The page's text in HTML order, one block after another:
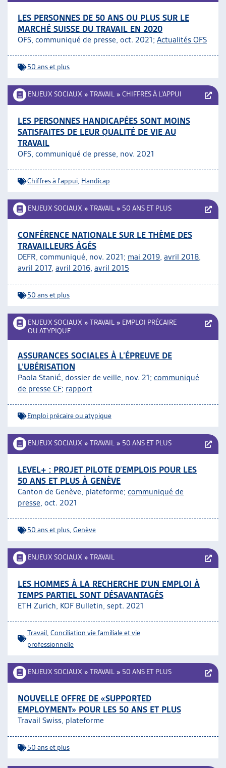
LES PERSONNES DE 50 ANS OU PLUS SUR LE
MARCHÉ SUISSE DU TRAVAIL EN 2020
OFS, communiqué de presse, oct. 2021; Actualités OFS
50 ans et plus
ENJEUX SOCIAUX » TRAVAIL » CHIFFRES À L’APPUI
LES PERSONNES HANDICAPÉES SONT MOINS
SATISFAITES DE LEUR QUALITÉ DE VIE AU
TRAVAIL
OFS, communiqué de presse, nov. 2021
Chiffres à l'appui Handicap
ENJEUX SOCIAUX » TRAVAIL » 50 ANS ET PLUS
CONFÉRENCE NATIONALE SUR LE THÈME DES
TRAVAILLEURS ÂGÉS
DEFR, communiqué, nov. 2021; mai 2019, avril 2018,
avril 2017, avril 2016, avril 2015
50 ans et plus
ENJEUX SOCIAUX » TRAVAIL » EMPLOI PRÉCAIRE
OU ATYPIQUE
ASSURANCES SOCIALES À L’ÉPREUVE DE
L’UBÉRISATION
Paola Stanić, dossier de veille, nov. 21; communiqué
de presse CF; rapport
Emploi précaire ou atypique
ENJEUX SOCIAUX » TRAVAIL » 50 ANS ET PLUS
LEVEL+ : PROJET PILOTE D’EMPLOIS POUR LES
50 ANS ET PLUS À GENÈVE
Canton de Genève, plateforme; communiqué de
presse, oct. 2021
50 ans et plus Genève
ENJEUX SOCIAUX » TRAVAIL
LES HOMMES À LA RECHERCHE D’UN EMPLOI À
TEMPS PARTIEL SONT DÉSAVANTAGÉS
ETH Zurich, KOF Bulletin, sept. 2021
Travail Conciliation vie familiale et vie
professionnelle
ENJEUX SOCIAUX » TRAVAIL » 50 ANS ET PLUS
NOUVELLE OFFRE DE «SUPPORTED
EMPLOYMENT» POUR LES 50 ANS ET PLUS
Travail Swiss, plateforme
50 ans et plus